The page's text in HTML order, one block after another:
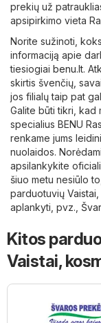
prekių už
apsipirkimo vieta
Norite sužinoti,
informaciją apie
tiesiogiai benu.lt.
skirtis švenčių,
jos filialų taip pat
Galite būti tikri, kad
specialius BENU
renkame jums
nuolaidos.
apsilankykite
šiuo metu nesiūlo
parduotuvių
aplankyti, pvz.,
Kitos
Vaistai,